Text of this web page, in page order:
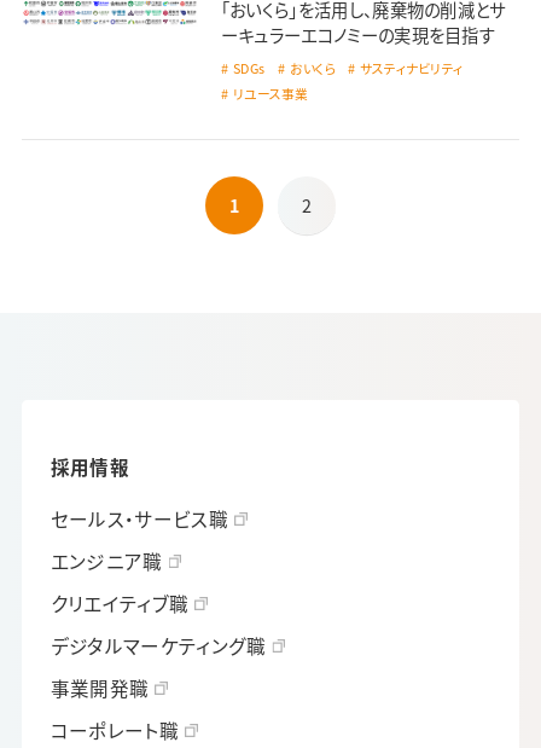
「おいくら」を活用し、廃棄物の削減とサ
ーキュラーエコノミーの実現を目指す
SDGs おいくら サスティナビリティ
リユース事業
1 2
採用情報
セールス・サービス職
エンジニア職
クリエイティブ職
デジタルマーケティング職
事業開発職
コーポレート職